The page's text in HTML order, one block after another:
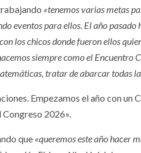
«tenemos varias metas
eventos para ellos. El año
los chicos donde fueron ellos
siempre como el Encuentro
tratar de abarcar todas
Empezamos el año con un
2026».
que «queremos este año hacer